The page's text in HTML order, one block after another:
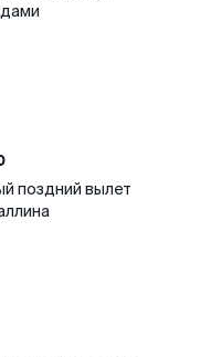
поздний вылет